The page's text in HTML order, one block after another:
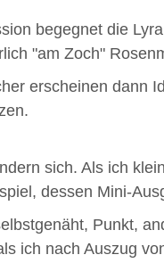
begegnet die
"am Zoch"
erscheinen dann
sich. Als ich
dessen Mini-
Punkt,
ich nach Auszug